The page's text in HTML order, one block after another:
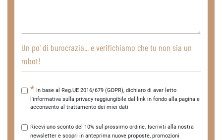
Un po' di burocrazia... e verifichiamo che tu non sia un
robot!
In base al Reg.UE 2016/679 (GDPR), dichiaro di aver letto
l'informativa sulla privacy raggiungibile dal link in fondo alla pagina e
acconsento al trattamento dei miei dati
Ricevi uno sconto del 10% sul prossimo ordine. Iscriviti alla nostra
newsletter e scopri in anteprima nuove proposte, promozioni